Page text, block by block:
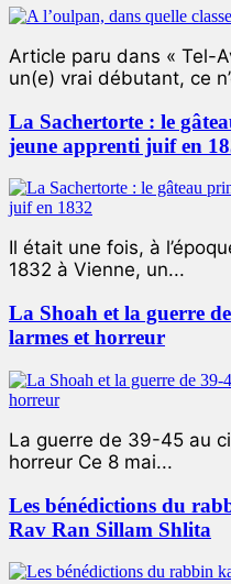
Article paru dans « Tel-
un(e) vrai débutant, ce
La Sachertorte : le
jeune apprenti juif en
Il était une fois, à
1832 à Vienne, un...
La Shoah et la guerre
larmes et horreur
La guerre de 39-45 au
horreur Ce 8 mai...
Les bénédictions du
Rav Ran Sillam Shlita